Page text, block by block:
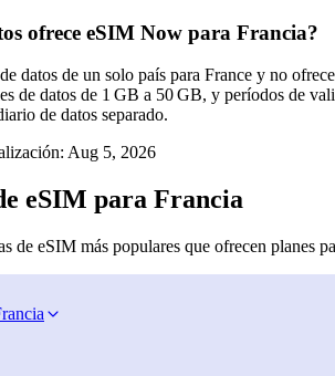
ofrece eSIM Now para Francia?
datos de un solo país para France y no
de datos de 1 GB a 50 GB, y períodos de
de datos separado.
Aug 5, 2026
eSIM para Francia
de eSIM más populares que ofrecen planes